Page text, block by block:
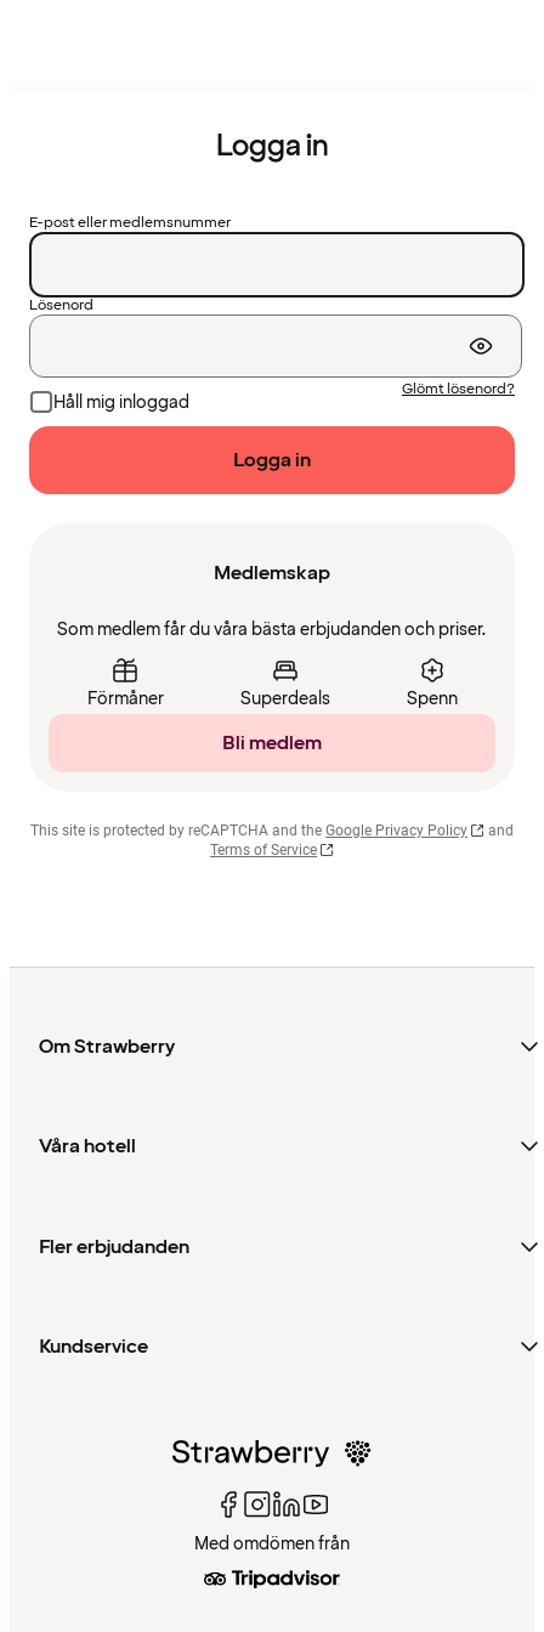
Logga in
E-post eller medlemsnummer
Lösenord
Håll mig inloggad
Glömt lösenord?
Logga in
Medlemskap
Som medlem får du våra bästa erbjudanden och priser.
Förmåner Superdeals Spenn
Bli medlem
This site is protected by reCAPTCHA and the Google Privacy Policy
and
Terms of Service
Om Strawberry
Våra hotell
Fler erbjudanden
Kundservice
Med omdömen från